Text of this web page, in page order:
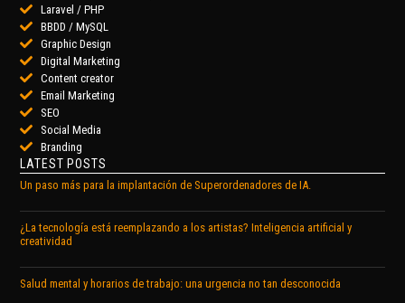
Laravel / PHP
BBDD / MySQL
Graphic Design
Digital Marketing
Content creator
Email Marketing
SEO
Social Media
Branding
LATEST POSTS
Un paso más para la implantación de Superordenadores de IA.
¿La tecnología está reemplazando a los artistas? Inteligencia artificial y
creatividad
Salud mental y horarios de trabajo: una urgencia no tan desconocida